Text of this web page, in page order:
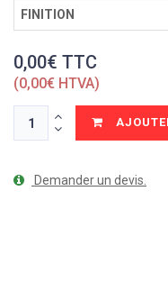
FINITION
0,00€ TTC
(0,00€ HTVA)
Demander un devis.